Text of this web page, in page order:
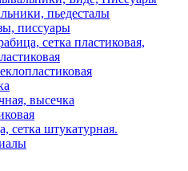
пьедесталы
писсуары
сетка пластиковая,
высечка
сетка штукатурная.